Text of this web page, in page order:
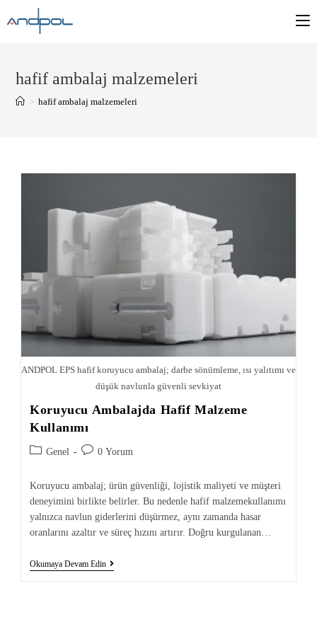
hafif ambalaj malzemeleri
> hafif ambalaj malzemeleri
ANDPOL EPS hafif koruyucu ambalaj; darbe sönümleme, ısı yalıtımı ve
düşük navlunla güvenli sevkiyat
Koruyucu Ambalajda Hafif Malzeme
Kullanımı
Genel 0 Yorum
Koruyucu ambalaj; ürün güvenliği, lojistik maliyeti ve müşteri
deneyimini birlikte belirler. Bu nedenle hafif malzemekullanımı
yalnızca navlun giderlerini düşürmez, aynı zamanda hasar
oranlarını azaltır ve süreç hızını artırır. Doğru kurgulanan…
Okumaya Devam Edin